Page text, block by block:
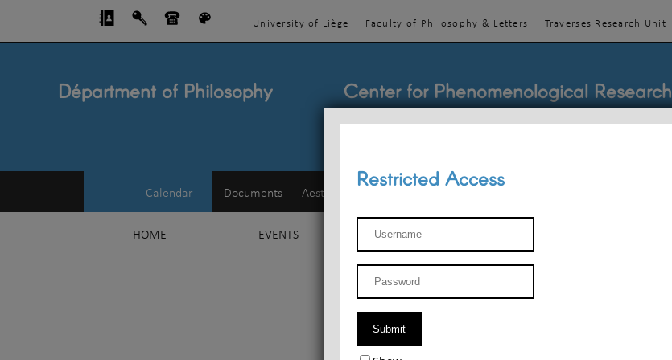
University of Liège Faculty of Philosophy & Letters Traverses Research Unit
Départment of Philosophy Center for Phenomenological Research
Calendar Documents Aesthetics
HOME EVENTS TEACHINGS
Restricted Access